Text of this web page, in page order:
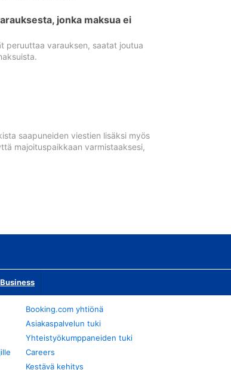
jonka maksua ei
peruuttaa varauksen, saatat joutua
saapuneiden viestien lisäksi myös
majoituspaikkaan varmistaaksesi,
Booking.com yhtiönä
Asiakaspalvelun tuki
Yhteistyökumppaneiden tuki
Careers
Kestävä kehitys